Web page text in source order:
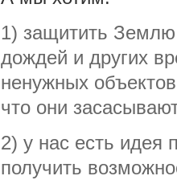
1) защитить Землю
дождей и других
ненужных
что они
2) у нас есть идея
получить